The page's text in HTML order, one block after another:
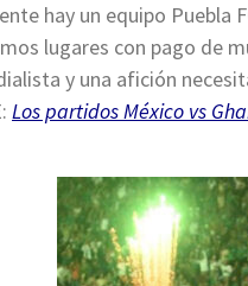
hay un equipo Puebla
lugares con pago de
y una afición
Los partidos México vs